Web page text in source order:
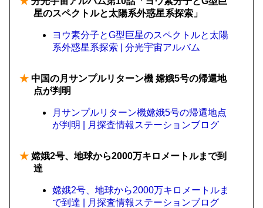
星のスペクトルと太陽系外惑星系探索」
ヨウ素分子とG型巨星のスペクトルと太陽
系外惑星系探索 | 分光宇宙アルバム
★ 中国の月サンプルリターン機 嫦娥5号の帰還地
点が判明
月サンプルリターン機嫦娥5号の帰還地点
が判明 | 月探査情報ステーションブログ
★ 嫦娥2号、地球から2000万キロメートルまで到
達
嫦娥2号、地球から2000万キロメートルま
で到達 | 月探査情報ステーションブログ